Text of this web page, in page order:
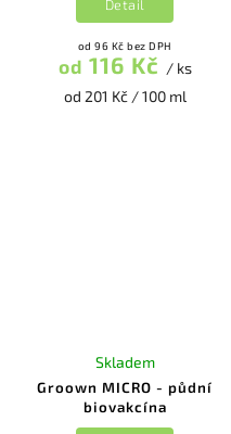
od 96 Kč bez DPH
od 116 Kč / ks
od 201 Kč / 100 ml
Detail
Groown MICRO - půdní
biovakcína
Skladem